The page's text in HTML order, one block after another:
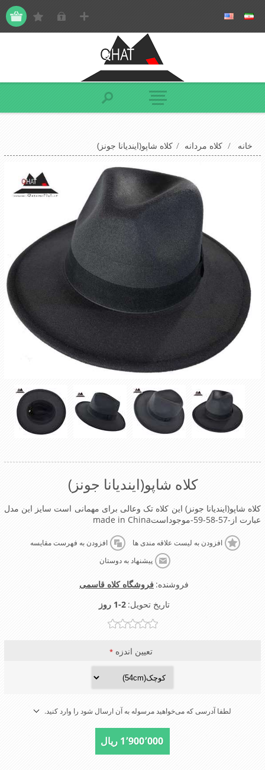
خانه / کلاه مردانه / کلاه شاپو(ایندیانا جونز)
کلاه شاپو(ایندیانا جونز)
کلاه شاپو(ایندیانا جونز) این کلاه تک وعالی برای مهمانی است سایز این مدل
عبارت از-57-58-59-موجوداستmade in China
افزودن به لیست علاقه مندی ها افزودن به فهرست مقایسه
پیشنهاد به دوستان
فروشنده: فروشگاه کلاه قاسمی
تاریخ تحویل: 1-2 روز
تعیین اندزه*
لطفا آدرسی که می‌خواهید مرسوله به آن ارسال شود را وارد کنید.
1٬900٬000 ریال